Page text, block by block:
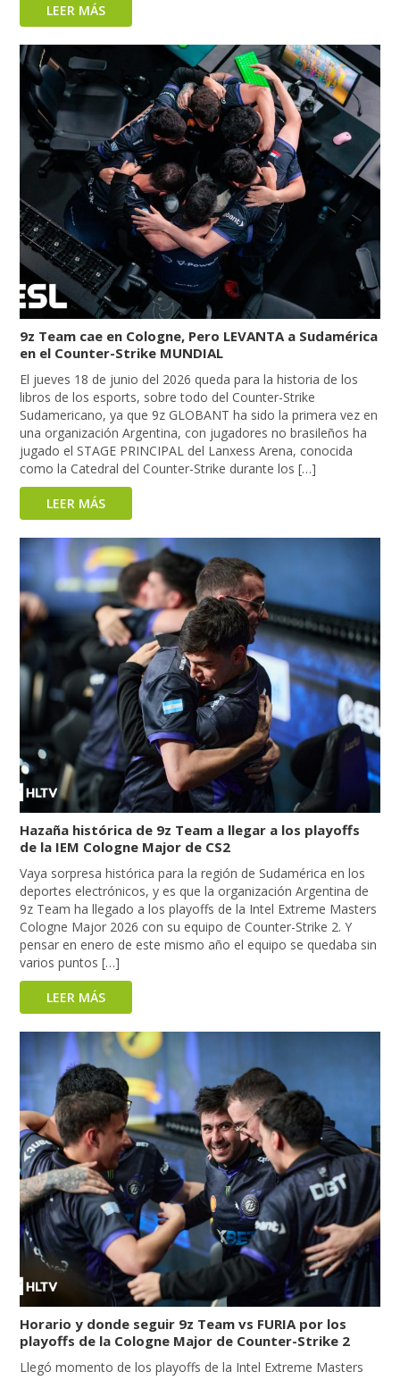
LEER MÁS
9z Team cae en Cologne, Pero LEVANTA a Sudamérica
en el Counter-Strike MUNDIAL
El jueves 18 de junio del 2026 queda para la historia de los
libros de los esports, sobre todo del Counter-Strike
Sudamericano, ya que 9z GLOBANT ha sido la primera vez en
una organización Argentina, con jugadores no brasileños ha
jugado el STAGE PRINCIPAL del Lanxess Arena, conocida
como la Catedral del Counter-Strike durante los […]
LEER MÁS
Hazaña histórica de 9z Team a llegar a los playoffs
de la IEM Cologne Major de CS2
Vaya sorpresa histórica para la región de Sudamérica en los
deportes electrónicos, y es que la organización Argentina de
9z Team ha llegado a los playoffs de la Intel Extreme Masters
Cologne Major 2026 con su equipo de Counter-Strike 2. Y
pensar en enero de este mismo año el equipo se quedaba sin
varios puntos […]
LEER MÁS
Horario y donde seguir 9z Team vs FURIA por los
playoffs de la Cologne Major de Counter-Strike 2
Llegó momento de los playoffs de la Intel Extreme Masters